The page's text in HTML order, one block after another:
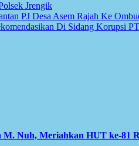
Jrengik
PJ Desa Asem Rajah Ke
Di Sidang Korupsi
M. Nuh, Meriahkan HUT ke-81